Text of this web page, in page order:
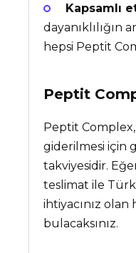
Kapsamlı
dayanıklılığın
hepsi Peptit
Peptit
Peptit
giderilmesi için
takviyesidir.
teslimat ile
ihtiyacınız olan
bulacaksınız.